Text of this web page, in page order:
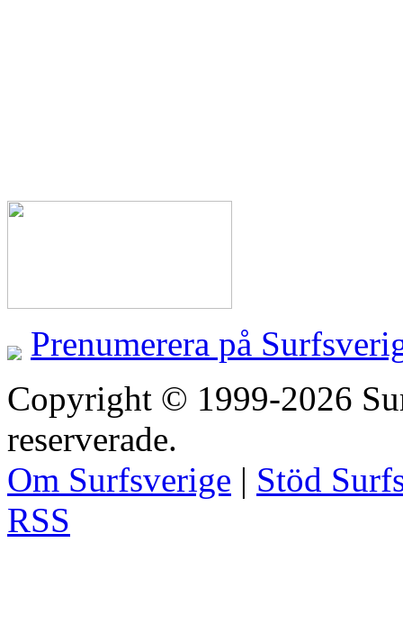
Prenumerera på
Copyright © 1999-2026
reserverade.
Om Surfsverige | Stöd
RSS